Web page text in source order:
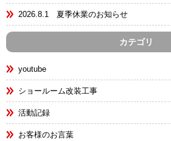
2026.8.1 夏季休業のお知らせ
カテゴリ
youtube
ショールーム改装工事
活動記録
お客様のお言葉